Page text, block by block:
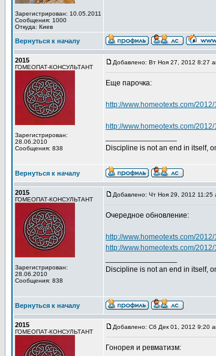
Зарегистрирован: 10.05.2011
Сообщения: 1000
Откуда: Киев
Вернуться к началу
2015
ГОМЕОПАТ-КОНСУЛЬТАНТ
Зарегистрирован:
28.06.2010
Сообщения: 838
Добавлено: Вт Ноя 27, 2012 8:27
Еще парочка:
http://www.homeotexts.com/
http://www.homeotexts.com/
Discipline is not an end in itself,
Вернуться к началу
2015
ГОМЕОПАТ-КОНСУЛЬТАНТ
Зарегистрирован:
28.06.2010
Сообщения: 838
Добавлено: Чт Ноя 29, 2012 11:25
Очередное обновление:
http://www.homeotexts.com/
http://www.homeotexts.com/
Discipline is not an end in itself,
Вернуться к началу
2015
ГОМЕОПАТ-КОНСУЛЬТАНТ
Добавлено: Сб Дек 01, 2012 9:20
Гонорея и ревматизм: